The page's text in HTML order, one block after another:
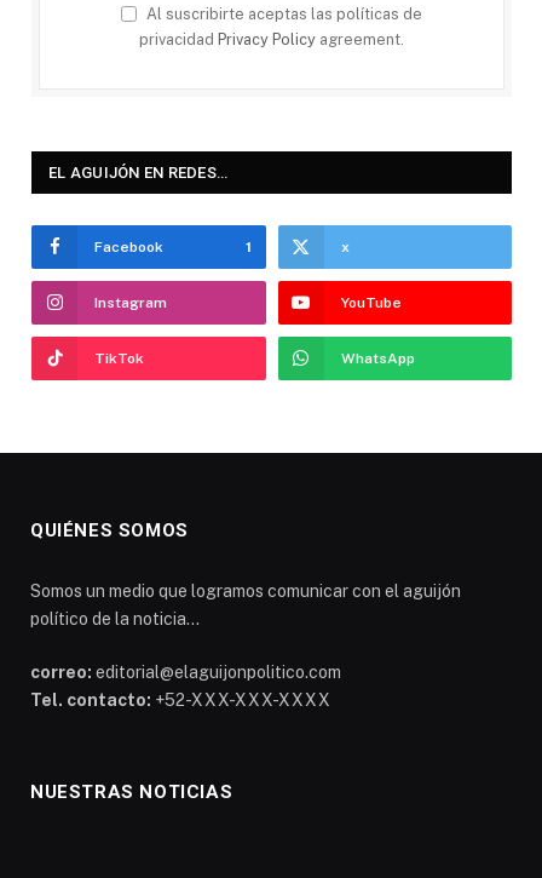
Al suscribirte aceptas las políticas de
privacidad Privacy Policy agreement.
EL AGUIJÓN EN REDES…
Facebook 1 x
Instagram YouTube
TikTok WhatsApp
QUIÉNES SOMOS
Somos un medio que logramos comunicar con el aguijón
político de la noticia...
correo: editorial@elaguijonpolitico.com
Tel. contacto: +52-XXX-XXX-XXXX
NUESTRAS NOTICIAS